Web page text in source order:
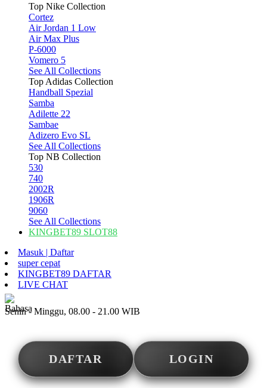
Top Nike Collection
Cortez
Air Jordan 1 Low
Air Max Plus
P-6000
Vomero 5
See All Collections
Top Adidas Collection
Handball Spezial
Samba
Adilette 22
Sambae
Adizero Evo SL
See All Collections
Top NB Collection
530
740
2002R
1906R
9060
See All Collections
KINGBET89 SLOT88
Masuk | Daftar
super cepat
KINGBET89 DAFTAR
LIVE CHAT
Senin - Minggu, 08.00 - 21.00 WIB
DAFTAR LOGIN